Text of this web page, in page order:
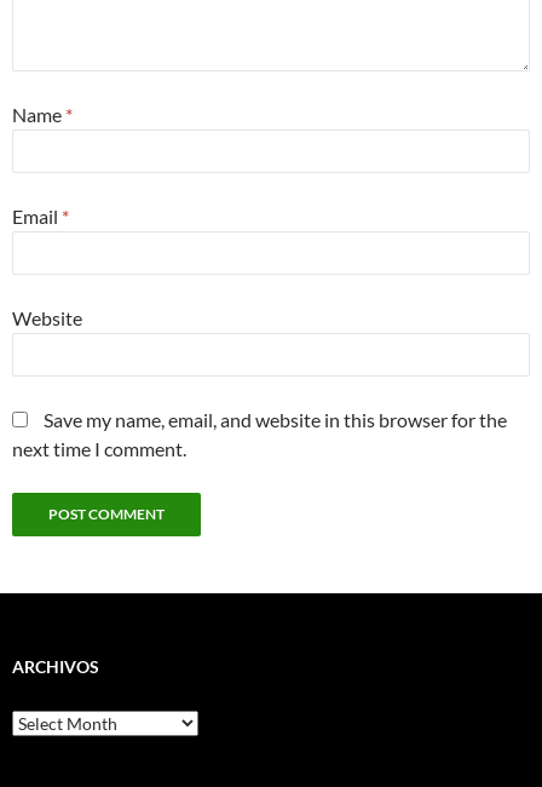
Name *
Email *
Website
Save my name, email, and website in this browser for the
next time I comment.
ARCHIVOS
Archivos